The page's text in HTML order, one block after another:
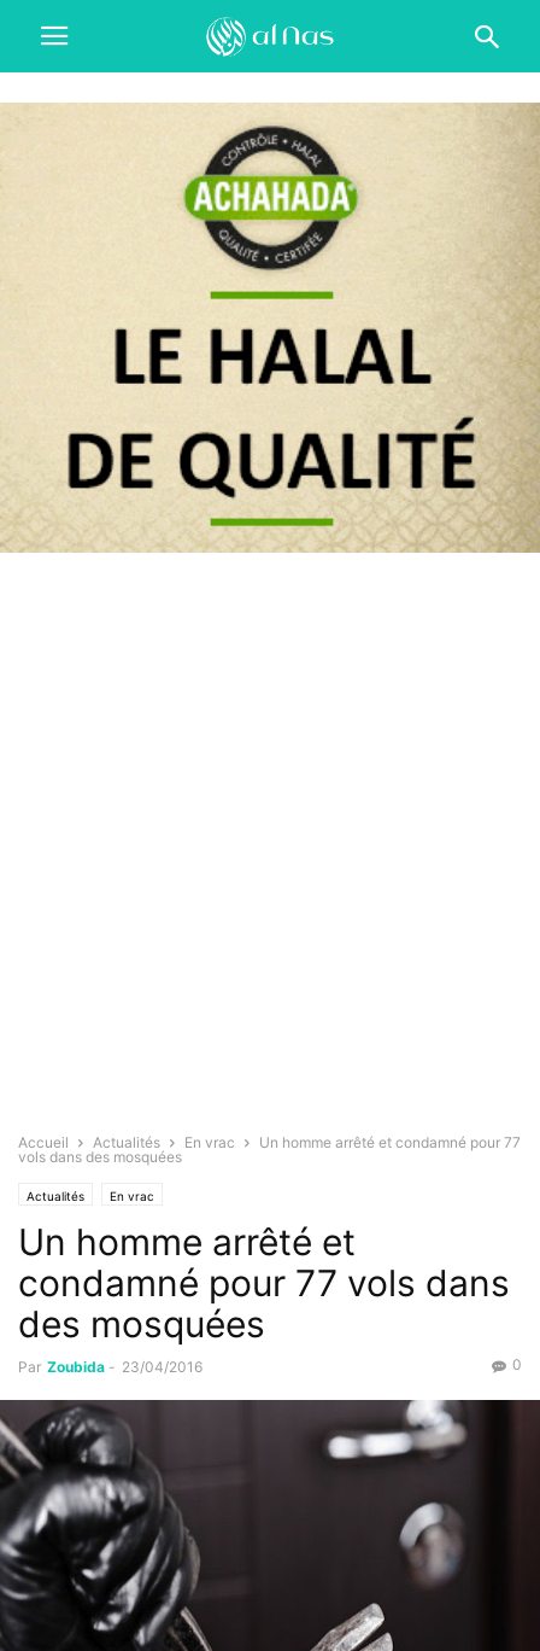
Accueil Actualités En vrac
Un homme arrêté et condamné pour 77
vols dans des mosquées
Actualités En vrac
Un homme arrêté et
condamné pour 77 vols dans
des mosquées
Par Zoubida - 23/04/2016 0